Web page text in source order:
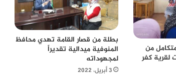
من
لقرية كفر
بطلة من قصار القامة تهدي محافظ
المنوفية ميدالية تقديراً
لمجهوداته
3 أبريل، 2022